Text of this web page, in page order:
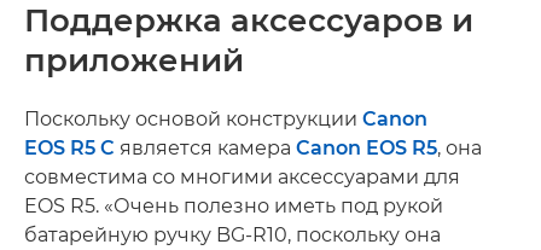
Поддержка аксессуаров и
приложений
Поскольку основой конструкции Canon
EOS R5 C является камера Canon EOS R5, она
совместима со многими аксессуарами для
EOS R5. «Очень полезно иметь под рукой
батарейную ручку BG-R10, поскольку она